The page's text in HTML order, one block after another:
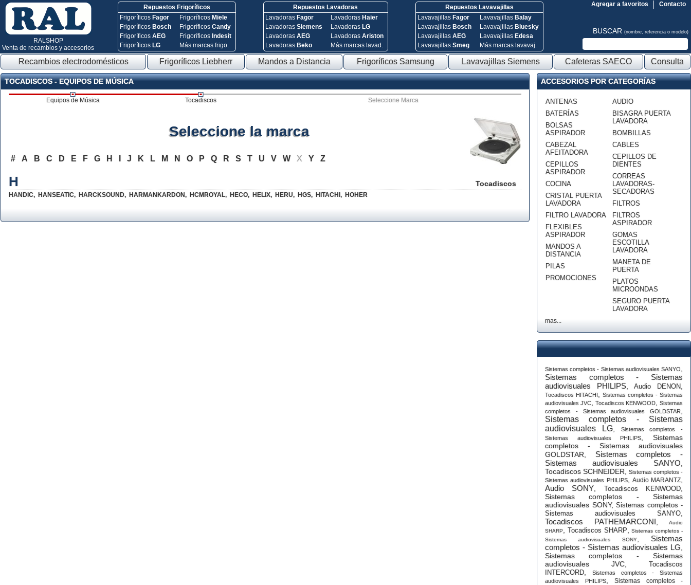
RALSHOP
Venta de recambios y accesorios
Repuestos Frigoríficos
Frigoríficos Fagor
Frigoríficos Bosch
FrigoríficosAEG
Frigoríficos LG
Frigoríficos Miele
FrigoríficosCandy
Frigoríficos Indesit
Más marcas frigo.
Repuestos Lavadoras
Lavadoras Fagor
Lavadoras Siemens
Lavadoras AEG
Lavadoras Beko
Lavadoras Haier
Lavadoras LG
Lavadoras Ariston
Más marcas lavad.
Repuestos Lavavajillas
Lavavajillas Fagor
Lavavajillas Bosch
Lavavajillas AEG
Lavavajillas Smeg
Lavavajillas Balay
Lavavajillas Bluesky
Lavavajillas Edesa
Más marcas lavavaj.
Contacto
Agregar a favoritos
BUSCAR (nombre, referencia o modelo)
Recambios electrodomésticos Frigoríficos Liebherr Mandos a Distancia Frigoríficos Samsung Lavavajillas Siemens Cafeteras SAECO Consulta
TOCADISCOS - EQUIPOS DE MÚSICA
Equipos de Música Tocadiscos Seleccione Marca
Tocadiscos
Seleccione la marca
# A B C D E F G H J K L M N O P Q R S T U V W X Y Z
H
HANDIC, HANSEATIC, HARCKSOUND, HARMANKARDON, HCMROYAL, HECO, HELIX, HERU, HGS, HITACHI , HOHER
ACCESORIOS POR CATEGORÍAS
ANTENAS
BATERÍAS
BOLSAS
ASPIRADOR
CABEZAL
AFEITADORA
CEPILLOS
ASPIRADOR
COCINA
CRISTAL PUERTA
LAVADORA
FILTRO LAVADORA
FLEXIBLES
ASPIRADOR
MANDOS A
DISTANCIA
PILAS
PROMOCIONES
AUDIO
BISAGRA PUERTA
LAVADORA
BOMBILLAS
CABLES
CEPILLOS DE
DIENTES
CORREAS
LAVADORAS-
SECADORAS
FILTROS
FILTROS
ASPIRADOR
GOMAS
ESCOTILLA
LAVADORA
MANETA DE
PUERTA
PLATOS
MICROONDAS
SEGURO PUERTA
LAVADORA
mas...
Sistemas completos - Sistemas audiovisuales SANYO
Sistemas completos - Sistemas
audiovisuales PHILIPS,Audio DENON
Tocadiscos HITACHI
Sistemas completos - Sistemas
audiovisuales JVC
Tocadiscos KENWOOD
Sistemas
completos - Sistemas audiovisuales GOLDSTAR
Sistemas completos - Sistemas
audiovisuales LG,
Sistemas completos -
Sistemas audiovisuales PHILIPS
,Sistemas
completos - Sistemas audiovisuales
GOLDSTAR
Sistemas completos -
Sistemas audiovisuales SANYO
Tocadiscos SCHNEIDER
Sistemas completos -
Sistemas audiovisuales PHILIPS, Audio MARANTZ
Audio SONY Tocadiscos KENWOOD
Sistemas completos - Sistemas
audiovisuales SONY, Sistemas completos -
Sistemas audiovisuales SANYO
Tocadiscos PATHEMARCONI
Audio
SHARP
Tocadiscos SHARP ,Sistemas completos -
Sistemas audiovisuales SONY, Sistemas
completos - Sistemas audiovisuales LG
Sistemas completos - Sistemas
audiovisuales JVC
Tocadiscos
INTERCORD
Sistemas completos - Sistemas
audiovisuales PHILIPS, Sistemas completos -